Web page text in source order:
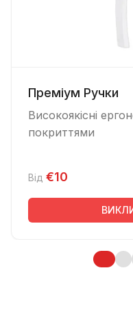
Преміум Ручки
Високоякісні
покриттями
Від €10